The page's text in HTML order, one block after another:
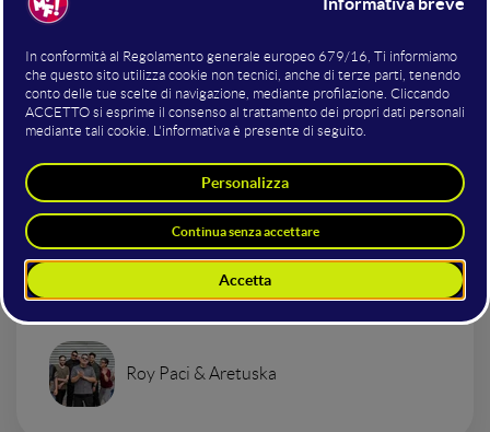
Pro
Altri interventi nella sala
Mainstage
Concerto di apertura Live - La
Despedida - Tour 2021
Roy Paci & Aretuska